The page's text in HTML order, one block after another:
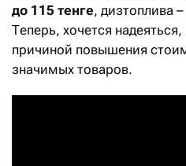
до 115 тенге, дизтоплива –
Теперь, хочется
причиной повышения
значимых товаров.